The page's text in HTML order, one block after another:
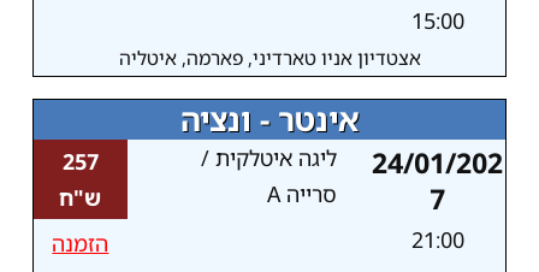
15:00
אצטדיון אניו טארדיני, פארמה, איטליה
אינטר - ונציה
24/01/202
7
21:00
ליגה איטלקית /
סרייה A
257
ש"ח
הזמנה